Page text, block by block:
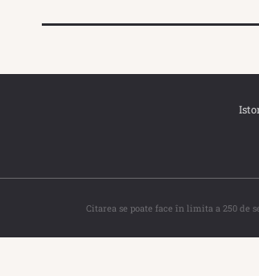
Citarea se poate face în limita a 250